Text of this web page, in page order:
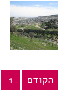
Posts
pagination
הקודם 1